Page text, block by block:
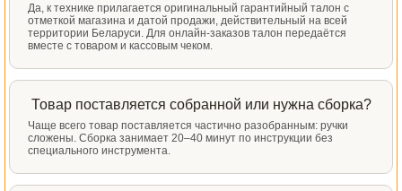
Да, к технике прилагается оригинальный гарантийный талон с
отметкой магазина и датой продажи, действительный на всей
территории Беларуси. Для онлайн-заказов талон передаётся
вместе с товаром и кассовым чеком.
Товар поставляется собранной или нужна сборка?
Чаще всего товар поставляется частично разобранным: ручки
сложены. Сборка занимает 20–40 минут по инструкции без
специального инструмента.